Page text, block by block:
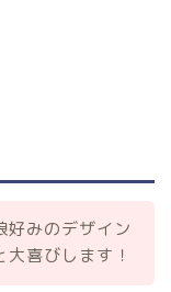
好みのデザイン
喜びします！